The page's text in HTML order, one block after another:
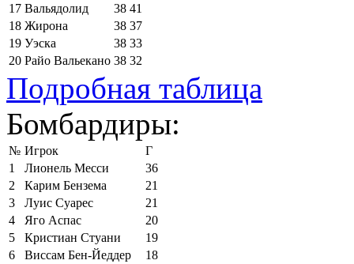
17 Вальядолид 38 41
18 Жирона 38 37
19 Уэска 38 33
20 Райо Вальекано 38 32
Подробная таблица
Бомбардиры:
№ Игрок
Г
1
Лионель Месси
36
2
Карим Бензема
21
3
Луис Суарес
21
4
Яго Аспас
20
5
Кристиан Стуани
19
6
Виссам Бен-Йеддер
18